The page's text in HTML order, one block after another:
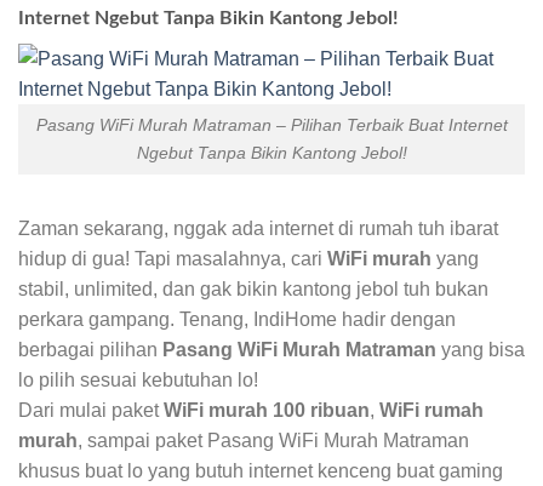
Internet Ngebut Tanpa Bikin Kantong Jebol!
Pasang WiFi Murah Matraman – Pilihan Terbaik Buat Internet
Ngebut Tanpa Bikin Kantong Jebol!
Zaman sekarang, nggak ada internet di rumah tuh ibarat
hidup di gua! Tapi masalahnya, cari WiFi murah yang
stabil, unlimited, dan gak bikin kantong jebol tuh bukan
perkara gampang. Tenang, IndiHome hadir dengan
berbagai pilihan Pasang WiFi Murah Matraman yang bisa
lo pilih sesuai kebutuhan lo!
Dari mulai paketWiFi murah 100 ribuan, WiFi rumah
murah, sampai paket Pasang WiFi Murah Matraman
khusus buat lo yang butuh internet kenceng buat gaming